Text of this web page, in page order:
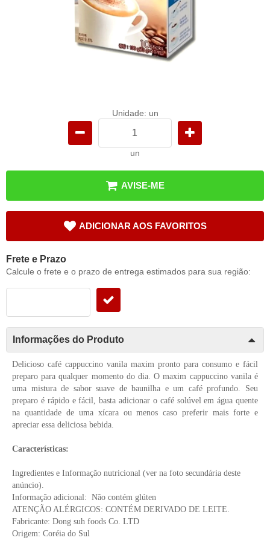
Unidade: un
un
AVISE-ME
ADICIONAR AOS FAVORITOS
Frete e Prazo
Calcule o frete e o prazo de entrega estimados para sua região:
Informações do Produto
Delicioso café cappuccino vanila maxim pronto para consumo e fácil
preparo para qualquer momento do dia. O maxim cappuccino vanila é
uma mistura de sabor suave de baunilha e um café profundo . Seu
preparo é rápido e fácil, basta adicionar o café solúvel em água quente
na quantidade de uma xícara ou menos caso preferir mais forte e
apreciar essa deliciosa bebida.
Características:
Ingredientes e Informação nutricional (ver na foto secundária deste
anúncio).
Informação adicional: Não contém glúten
ATENÇÃO ALÉRGICOS: CONTÉM DERIVADO DE LEITE.
Fabricante: Dong suh foods Co. LTD
Origem: Coréia do Sul